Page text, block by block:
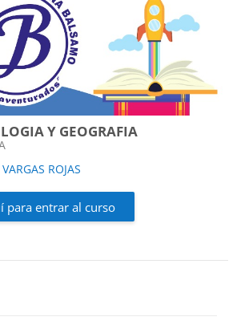
Y GEOGRAFIA
ROJAS
para entrar al curso